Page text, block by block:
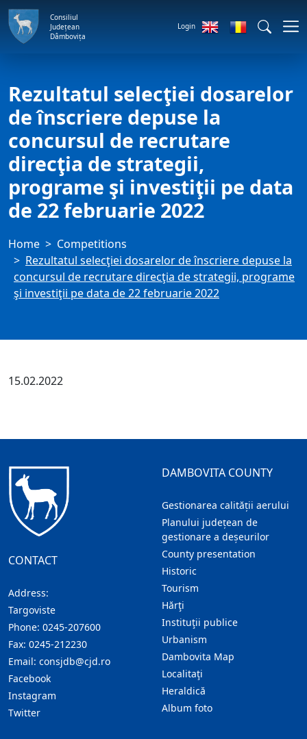
Consiliul
Județean
Dâmbovița
Login
Rezultatul selecţiei dosarelor
de înscriere depuse la
concursul de recrutare
direcţia de strategii,
programe şi investiţii pe data
de 22 februarie 2022
Home
Competitions
Rezultatul selecţiei dosarelor de înscriere depuse la
concursul de recrutare direcţia de strategii, programe
şi investiţii pe data de 22 februarie 2022
15.02.2022
CONTACT
Address:
Targoviste
Phone: 0245-207600
Fax: 0245-212230
Email: consjdb@cjd.ro
Facebook
Instagram
Twitter
DAMBOVITA COUNTY
Gestionarea calității aerului
Planului județean de
gestionare a deșeurilor
County presentation
Historic
Tourism
Hărţi
Instituţii publice
Urbanism
Dambovita Map
Localitaţi
Heraldică
Album foto